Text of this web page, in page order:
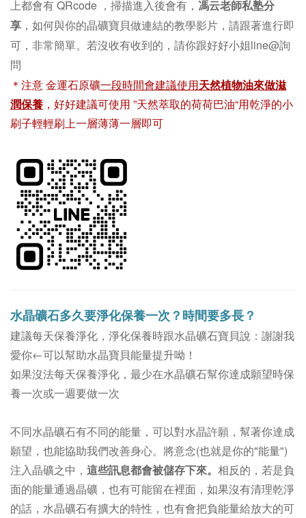
上都會有 QRcode ，掃描進入後會有， 馮云老師私塾分
享 ，如何與你的晶礦寶貝做連結的教學影片，請跟著進行即
可，非常簡單。若沒收有收到的，請你跟好好小姐line@詢
問
＊注意 金運石原礦一段時間會建議使用天然植物油來做滋
潤保養 ，好好建議可使用 ”天然萃取的荷荷巴油“用乾淨的小
刷子輕輕刷上一層薄薄一層即可
水晶礦石多久要淨化保養一次？時間要多長？
建議每天保養淨化，淨化保養時跟水晶礦石寶貝說：謝謝我
愛你←可以幫助水晶寶貝能量提升呦！
如果沒法每天保養淨化，最少在水晶礦石幫你達成願望時保
養一次或一週要做一次
不同水晶礦石有不同的能量，可以對水晶許願，幫著你達成
願望，也能協助我們改善身心。 將意念(也就是你的"能量")
注入晶礦之中， 這些訊息都會被儲存下來。 相反的，若是負
面的能量通過晶礦，也有可能留在裡面，如果沒有清理乾淨
的話， 水晶礦石有擴大的特性， 也有會把負能量給放大的可